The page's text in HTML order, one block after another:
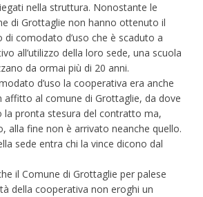
nella struttura. Nonostante le
di Grottaglie non hanno ottenuto il
comodato d’uso che è scaduto a
all’utilizzo della loro sede, una scuola
da ormai più di 20 anni.
d’uso la cooperativa era anche
affitto al comune di Grottaglie, da dove
la pronta stesura del contratto ma,
alla fine non è arrivato neanche quello.
sede entra chi la vince dicono dal
il Comune di Grottaglie per palese
della cooperativa non eroghi un